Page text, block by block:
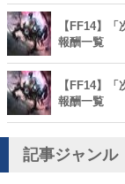
【FF14】
報酬一覧
【FF14】
報酬一覧
記事ジャンル